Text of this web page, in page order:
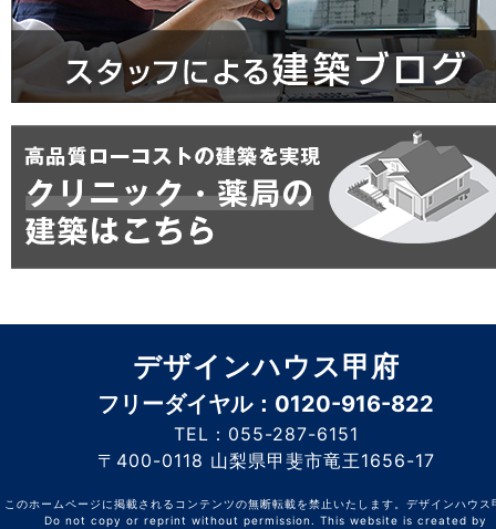
デザインハウス甲府
フリーダイヤル：0120-916-822
TEL：055-287-6151
〒400-0118 山梨県甲斐市竜王1656-17
このホームページに掲載されるコンテンツの無断転載を禁止いたします。デザインハウ
Do not copy or reprint without permission. This website is created by